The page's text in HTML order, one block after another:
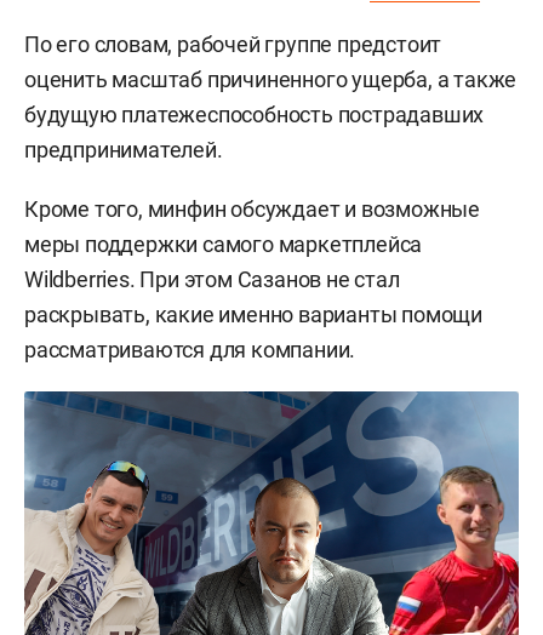
По его словам, рабочей группе предстоит
оценить масштаб причиненного ущерба, а также
будущую платежеспособность пострадавших
предпринимателей.
Кроме того, минфин обсуждает и возможные
меры поддержки самого маркетплейса
Wildberries. При этом Сазанов не стал
раскрывать, какие именно варианты помощи
рассматриваются для компании.